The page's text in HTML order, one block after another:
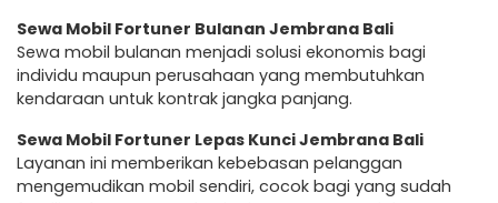
Sewa Mobil Fortuner Bulanan Jembrana Bali
Sewa mobil bulanan menjadi solusi ekonomis bagi
individu maupun perusahaan yang membutuhkan
kendaraan untuk kontrak jangka panjang.
Sewa Mobil Fortuner Lepas Kunci Jembrana Bali
Layanan ini memberikan kebebasan pelanggan
mengemudikan mobil sendiri, cocok bagi yang sudah